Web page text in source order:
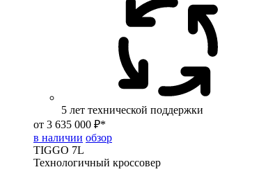
5 лет технической поддержки
от 3 635 000 ₽*
в наличии обзор
TIGGO 7L
Технологичный кроссовер